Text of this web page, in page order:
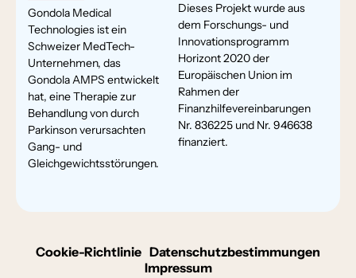
Gondola Medical
Technologies ist ein
Schweizer MedTech-
Unternehmen, das
Gondola AMPS entwickelt
hat, eine Therapie zur
Behandlung von durch
Parkinson verursachten
Gang- und
Gleichgewichtsstörungen.
Dieses Projekt wurde aus
dem Forschungs- und
Innovationsprogramm
Horizont 2020 der
Europäischen Union im
Rahmen der
Finanzhilfevereinbarungen
Nr. 836225 und Nr. 946638
finanziert.
Cookie-Richtlinie Datenschutzbestimmungen
Impressum